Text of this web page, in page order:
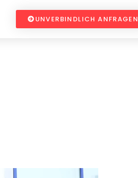
UNVERBINDLICH ANFRAGEN